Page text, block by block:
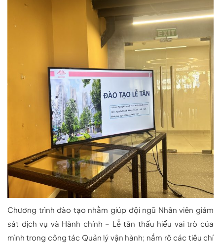
Chương trình đào tạo nhằm giúp đội ngũ Nhân viên giám
sát dịch vụ và Hành chính – Lễ tân thấu hiểu vai trò của
mình trong công tác Quản lý vận hành; nắm rõ các tiêu chí